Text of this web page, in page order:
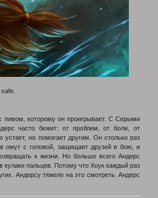
пивом, которому он проигрывает. С Серыми
часто бежит: от проблем, от боли, от
но помогает другим. Он столько раз
омут с головой, защищает друзей в бою, и
к жизни. Но больше всего Андерс
кулаки пальцев. Потому что Хоук каждый раз
Андерсу тяжело на это смотреть. Андерс